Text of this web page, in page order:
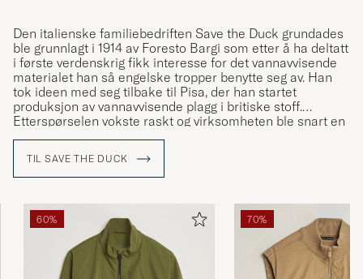
Den italienske familiebedriften Save the Duck grundades
ble grunnlagt i 1914 av Foresto Bargi som etter å ha deltatt
i første verdenskrig fikk interesse for det vannavvisende
materialet han så engelske tropper benytte seg av. Han
tok ideen med seg tilbake til Pisa, der han startet
produksjon av vannavvisende plagg i britiske stoff.
Etterspørselen vokste raskt og virksomheten ble snart en
klesfabrikk, som etterhvert ble en av de største i Italia.
I dag er Save the Duck velkjente for sine dunfrie jakker
med PLUMTECH® stopping – et ikke-animalisk dun som
TIL SAVE THE DUCK
60% 70%